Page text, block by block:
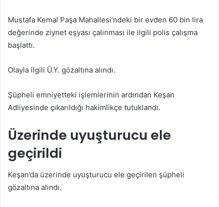
Mustafa Kemal Paşa Mahallesi’ndeki bir evden 60 bin lira
değerinde ziynet eşyası çalınması ile ilgili polis çalışma
başlattı.
Olayla ilgili Ü.Y. gözaltına alındı.
Şüpheli emniyetteki işlemlerinin ardından Keşan
Adliyesinde çıkarıldığı hakimlikçe tutuklandı.
Üzerinde uyuşturucu ele
geçirildi
Keşan’da üzerinde uyuşturucu ele geçirilen şüpheli
gözaltına alındı.